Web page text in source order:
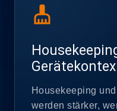
cleaning_services
Housekeeping
werden stärker,